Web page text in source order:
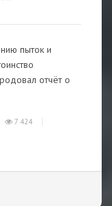
пыток и
отчёт о
7 424